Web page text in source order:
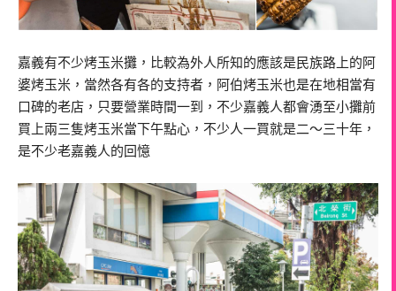
嘉義有不少烤玉米攤，比較為外人所知的應該是民族路上的阿
婆烤玉米，當然各有各的支持者，阿伯烤玉米也是在地相當有
口碑的老店，只要營業時間一到，不少嘉義人都會湧至小攤前
買上兩三隻烤玉米當下午點心，不少人一買就是二～三十年，
是不少老嘉義人的回憶